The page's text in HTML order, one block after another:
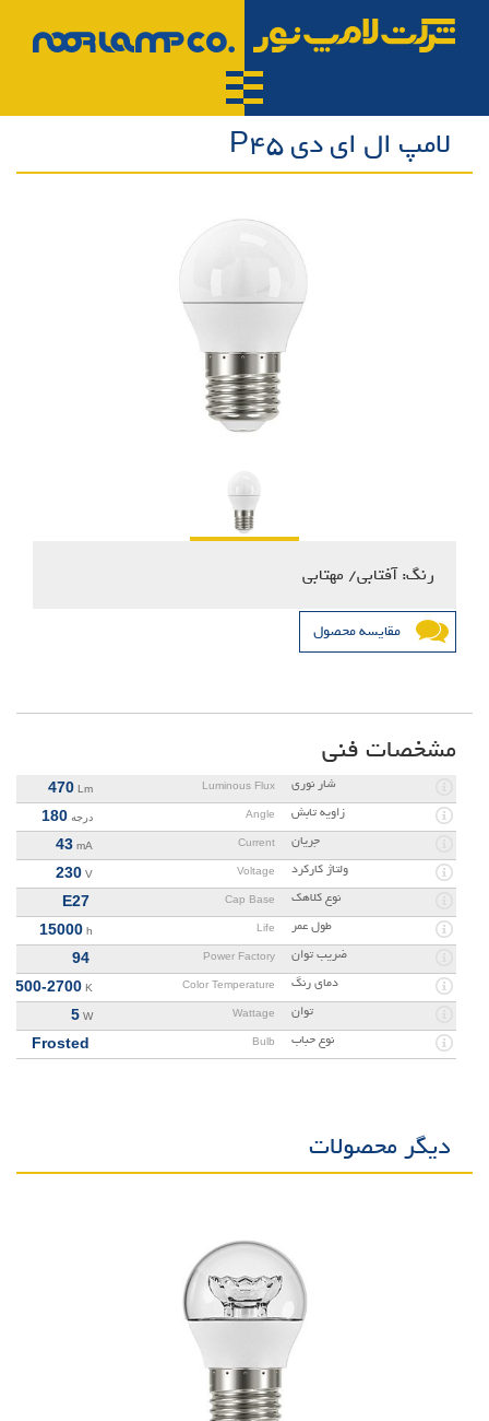
لامپ ال ای دی P45
رنگ: آفتابی/ مهتابی
مقایسه محصول
مشخصات فنی
شار نوری Luminous Flux
Lm
470
زاویه تابش Angle درجه 180
جریان Current
mA
43
ولتاژ کارکرد Voltage
V
230
نوع کلاهک Cap Base
E27
طول عمر Life
h
15000
ضریب توان Power Factory
94
دمای رنگ Color Temperature
K
6500-2700
توان Wattage
W
5
نوع حباب Bulb
Frosted
دیگر محصولات